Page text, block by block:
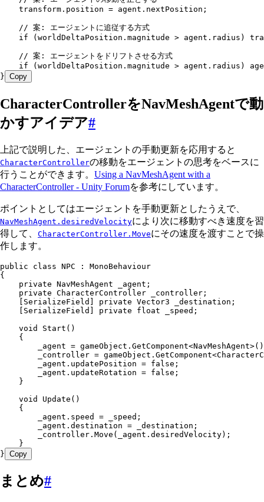
    transform
. position = agent . nextPosition ;
    // 案: エージェントに追従する方式
    if
(worldDeltaPosition . magnitude > agent . radius )
    // 案: エージェントをドリフトさせる方式
    if
(worldDeltaPosition . magnitude > agent . radius )
} Copy
CharacterControllerをNavMeshAgentで動
かすアイデア#
上記で説明した、エージェントの手動更新を応用すると
CharacterControllerの移動をエージェントの思考をベースに
行うことができます。 Using a NavMeshAgent with a
CharacterController - Unity Forumを参考にしています。
ポイントとしてはエージェントを手動更新としたうえで、
NavMeshAgent.desiredVelocityにより次に移動すべき速度を習
得して、 CharacterController.Moveにその速度を渡すことで操
作します。
public class NPC :
MonoBehaviour
{
    private
NavMeshAgent _agent;
    private
CharacterController _controller;
    [
SerializeField ] private Vector3 _destination;
    [
SerializeField ] private float _speed;
    void
Start ()
    {
        _agent
= gameObject . GetComponent<NavMeshAgent
        _controller
= gameObject . GetComponent<
        _agent
. updatePosition = false ;
        _agent
. updateRotation = false ;
    }
    void
Update ()
    {
        _agent
. speed = _speed;
        _agent
. destination = _destination;
        _controller
. Move ( _agent . desiredVelocity);
    }
} Copy
まとめ#